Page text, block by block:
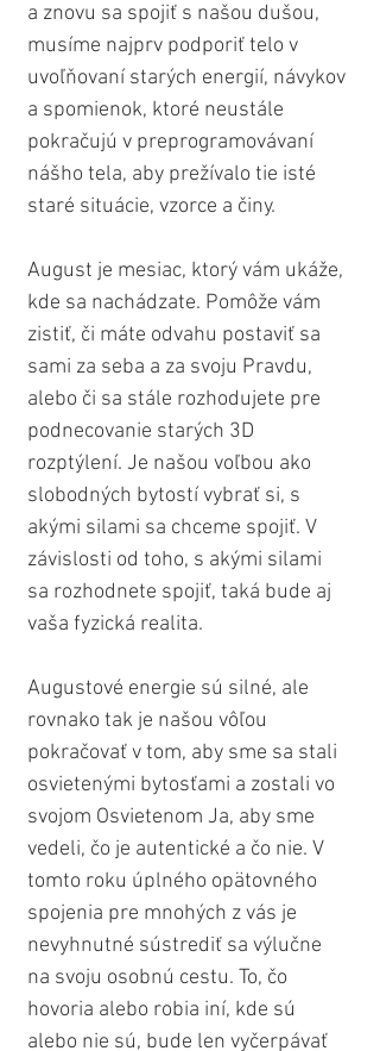
a znovu sa spojiť s našou dušou,
musíme najprv podporiť telo v
uvoľňovaní starých energií, návykov
a spomienok, ktoré neustále
pokračujú v preprogramovávaní
nášho tela, aby prežívalo tie isté
staré situácie, vzorce a činy.
August je mesiac, ktorý vám ukáže,
kde sa nachádzate. Pomôže vám
zistiť, či máte odvahu postaviť sa
sami za seba a za svoju Pravdu,
alebo či sa stále rozhodujete pre
podnecovanie starých 3D
rozptýlení. Je našou voľbou ako
slobodných bytostí vybrať si, s
akými silami sa chceme spojiť. V
závislosti od toho, s akými silami
sa rozhodnete spojiť, taká bude aj
vaša fyzická realita.
Augustové energie sú silné, ale
rovnako tak je našou vôľou
pokračovať v tom, aby sme sa stali
osvietenými bytosťami a zostali vo
svojom Osvietenom Ja, aby sme
vedeli, čo je autentické a čo nie. V
tomto roku úplného opätovného
spojenia pre mnohých z vás je
nevyhnutné sústrediť sa výlučne
na svoju osobnú cestu. To, čo
hovoria alebo robia iní, kde sú
alebo nie sú, bude len vyčerpávať